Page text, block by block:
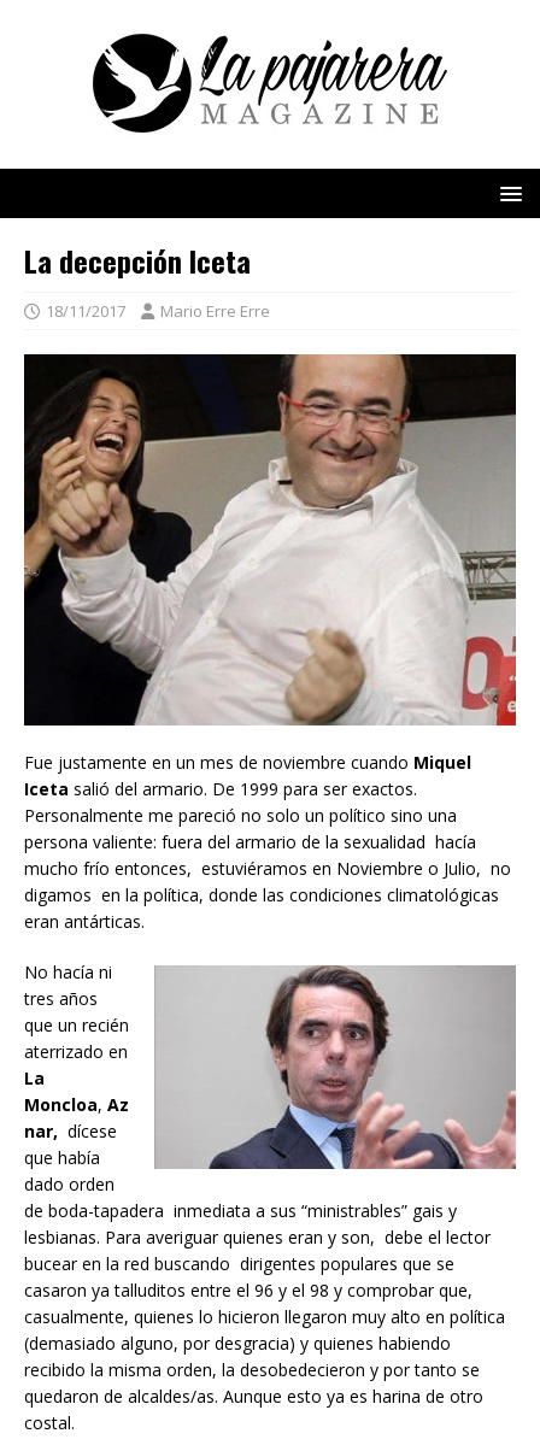
La decepción Iceta
18/11/2017 Mario Erre Erre
Fue justamente en un mes de noviembre cuando Miquel
Iceta salió del armario. De 1999 para ser exactos.
Personalmente me pareció no solo un político sino una
persona valiente: fuera del armario de la sexualidad hacía
mucho frío entonces, estuviéramos en Noviembre o Julio, no
digamos en la política, donde las condiciones climatológicas
eran antárticas.
No hacía ni
tres años
que un recién
aterrizado en
La
Moncloa, Az
nar, dícese
que había
dado orden
de boda-tapadera inmediata a sus “ministrables” gais y
lesbianas. Para averiguar quienes eran y son, debe el lector
bucear en la red buscando dirigentes populares que se
casaron ya talluditos entre el 96 y el 98 y comprobar que,
casualmente, quienes lo hicieron llegaron muy alto en política
(demasiado alguno, por desgracia) y quienes habiendo
recibido la misma orden, la desobedecieron y por tanto se
quedaron de alcaldes/as. Aunque esto ya es harina de otro
costal.